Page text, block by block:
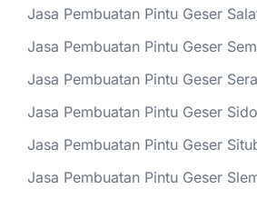
Jasa Pembuatan Pintu Geser
Jasa Pembuatan Pintu Geser
Jasa Pembuatan Pintu Geser
Jasa Pembuatan Pintu Geser
Jasa Pembuatan Pintu Geser
Jasa Pembuatan Pintu Geser